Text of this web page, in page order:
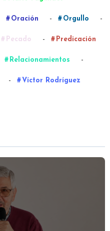
Oración - Orgullo -
Pecado - Predicación
Relacionamientos -
- Víctor Rodríguez